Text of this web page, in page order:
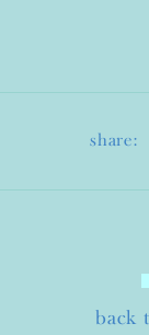
share:
back